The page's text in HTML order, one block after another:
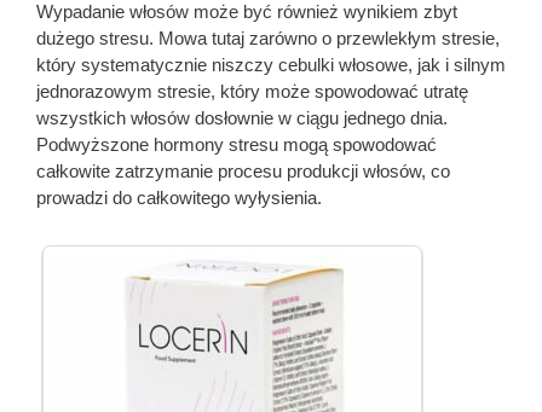
Wypadanie włosów może być również wynikiem zbyt
dużego stresu. Mowa tutaj zarówno o przewlekłym stresie,
który systematycznie niszczy cebulki włosowe, jak i silnym
jednorazowym stresie, który może spowodować utratę
wszystkich włosów dosłownie w ciągu jednego dnia.
Podwyższone hormony stresu mogą spowodować
całkowite zatrzymanie procesu produkcji włosów, co
prowadzi do całkowitego wyłysienia.